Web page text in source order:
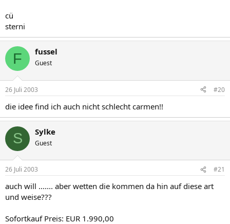
cü
sterni
F fussel
Guest
26 Juli 2003 #20
die idee find ich auch nicht schlecht carmen!!
S Sylke
Guest
26 Juli 2003 #21
auch will ....... aber wetten die kommen da hin auf diese art
und weise???
Sofortkauf Preis: EUR 1.990,00